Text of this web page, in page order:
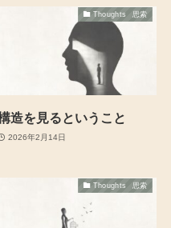
Thoughts 思索
造を見るということ
2026年2月14日
Thoughts 思索